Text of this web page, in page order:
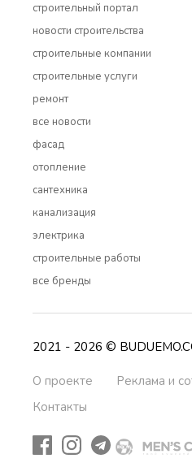
строительный портал
новости строительства
строительные компании
строительные услуги
ремонт
все новости
фасад
отопление
сантехника
канализация
электрика
строительные работы
все бренды
2021 - 2026 ©
О проекте
Реклама и
Контакты